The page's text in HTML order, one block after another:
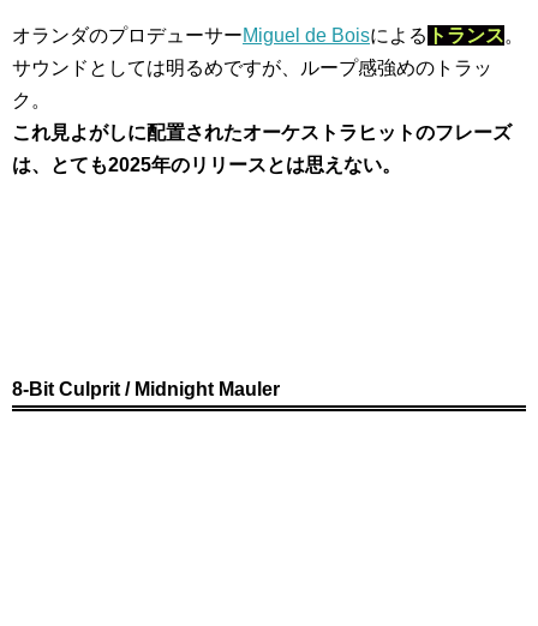
オランダのプロデューサーMiguel de Boisによる トランス。
サウンドとしては明るめですが、ループ感強めのトラッ
ク。
これ見よがしに配置されたオーケストラヒットのフレーズ
は、とても2025年のリリースとは思えない。
8-Bit Culprit / Midnight Mauler